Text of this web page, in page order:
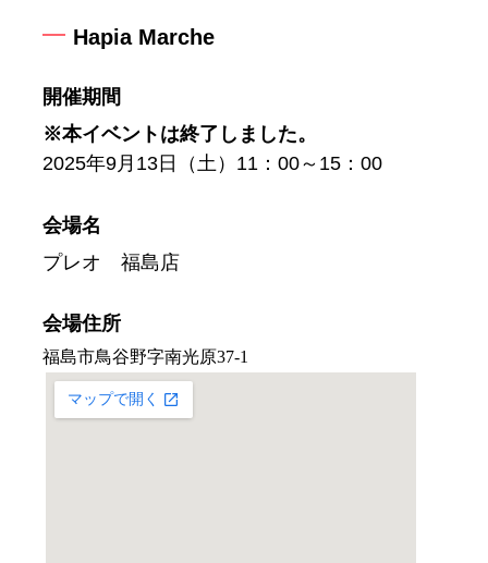
Hapia Marche
開催期間
※本イベントは終了しました。
2025年9月13日（土）11：00～15：00
会場名
プレオ 福島店
会場住所